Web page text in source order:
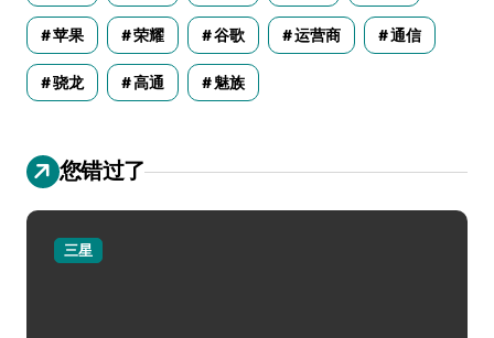
苹果 荣耀 谷歌 运营商 通信
骁龙 高通 魅族
您错过了
三星